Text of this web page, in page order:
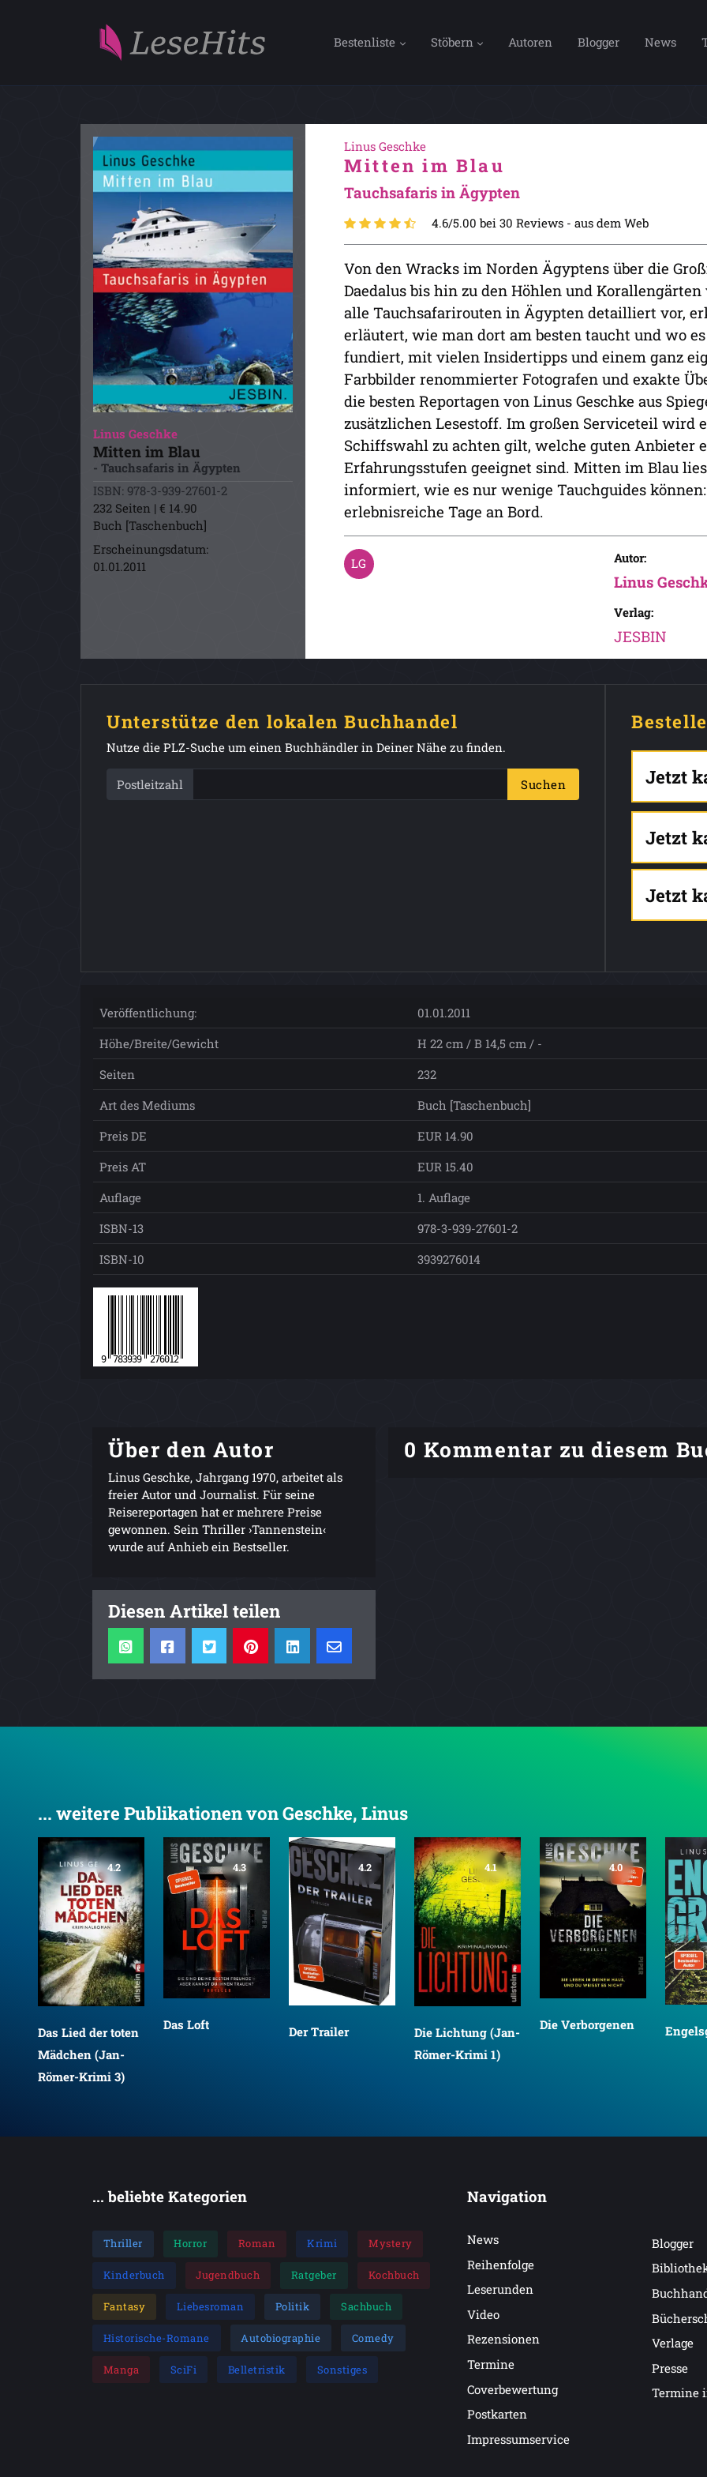
Bestenliste Stöbern Autoren Blogger News
Linus Geschke
Mitten im Blau
- Tauchsafaris in Ägypten
ISBN: 978-3-939-27601-2
232 Seiten | € 14.90
Buch [Taschenbuch]
Erscheinungsdatum:
01.01.2011
Linus Geschke
Mitten im Blau
Tauchsafaris in Ägypten
4.6/5.00 bei 30 Reviews - aus dem Web
Von den Wracks im Norden Ägyptens über die
Daedalus bis hin zu den Höhlen und
alle Tauchsafarirouten in Ägypten detailliert vor,
erläutert, wie man dort am besten taucht und wo
fundiert, mit vielen Insidertipps und einem ganz
Farbbilder renommierter Fotografen und exakte
die besten Reportagen von Linus Geschke aus
zusätzlichen Lesestoff. Im großen Serviceteil wird
Schiffswahl zu achten gilt, welche guten Anbieter
Erfahrungsstufen geeignet sind. Mitten im Blau
informiert, wie es nur wenige Tauchguides
erlebnisreiche Tage an Bord.
Autor:
Linus
Verlag:
JESBIN
Unterstütze den lokalen Buchhandel
Nutze die PLZ-Suche um einen Buchhändler in Deiner Nähe zu finden.
Postleitzahl Suchen Jetzt
Jetzt
Jetzt
Veröffentlichung:
01.01.2011
Höhe/Breite/Gewicht
H 22 cm / B 14,5 cm / -
Seiten
232
Art des Mediums
Buch [Taschenbuch]
Preis DE
EUR 14.90
Preis AT
EUR 15.40
Auflage
1. Auflage
ISBN-13
978-3-939-27601-2
ISBN-10
3939276014
Über den Autor
Linus Geschke, Jahrgang 1970, arbeitet als
freier Autor und Journalist. Für seine
Reisereportagen hat er mehrere Preise
gewonnen. Sein Thriller ›Tannenstein‹
wurde auf Anhieb ein Bestseller.
Diesen Artikel teilen
0 Kommentar zu diesem
... weitere Publikationen von Geschke, Linus
4.2
Das Lied der toten
Mädchen (Jan-
Römer-Krimi 3)
4.3
Das Loft
4.2
Der Trailer
4.1
Die Lichtung (Jan-
Römer-Krimi 1)
4.0
Die Verborgenen
... beliebte Kategorien
Thriller Horror Roman Krimi Mystery
Kinderbuch Jugendbuch Ratgeber Kochbuch
Fantasy Liebesroman Politik Sachbuch
Historische-Romane Autobiographie Comedy
Manga SciFi Belletristik Sonstiges
Navigation
News
Reihenfolge
Leserunden
Video
Rezensionen
Termine
Coverbewertung
Postkarten
Impressumservice
Blogger
Verlage
Presse
Termine